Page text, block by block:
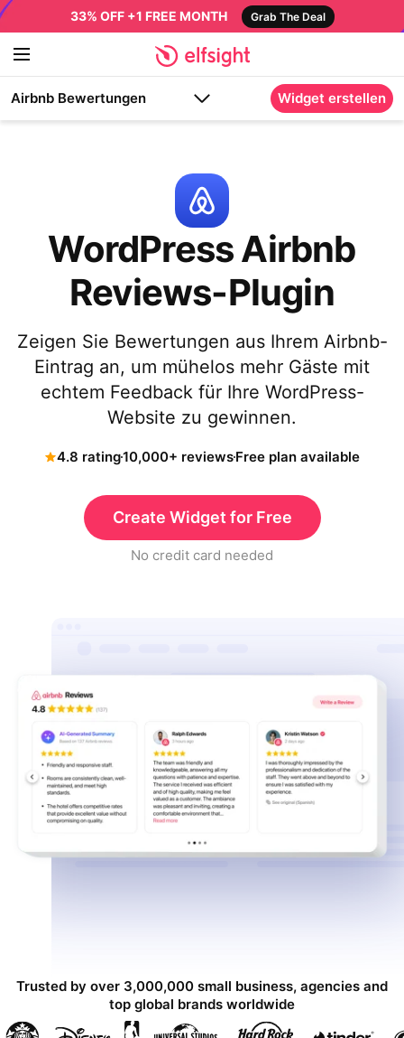
33% OFF +1 FREE MONTH Grab The Deal
Airbnb Bewertungen Widget erstellen
WordPress Airbnb
Reviews-Plugin
Zeigen Sie Bewertungen aus Ihrem Airbnb-
Eintrag an, um mühelos mehr Gäste mit
echtem Feedback für Ihre WordPress-
Website zu gewinnen.
4.8 rating10,000+ reviewsFree plan available
Create Widget for Free
No credit card needed
Trusted by over 3,000,000 small business, agencies and
top global brands worldwide